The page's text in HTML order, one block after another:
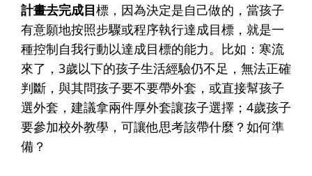
計畫去完成目標，因為決定是自己做的，當孩子
有意願地按照步驟或程序執行達成目標，就是一
種控制自我行動以達成目標的能力。比如：寒流
來了，3歲以下的孩子生活經驗仍不足，無法正確
判斷，與其問孩子要不要帶外套，或直接幫孩子
選外套，建議拿兩件厚外套讓孩子選擇；4歲孩子
要參加校外教學，可讓他思考該帶什麼？如何準
備？